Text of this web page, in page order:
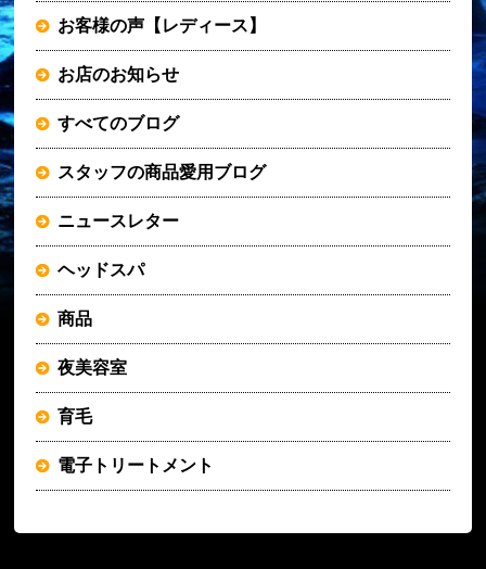
お客様の声【レディース】
お店のお知らせ
すべてのブログ
スタッフの商品愛用ブログ
ニュースレター
ヘッドスパ
商品
夜美容室
育毛
電子トリートメント